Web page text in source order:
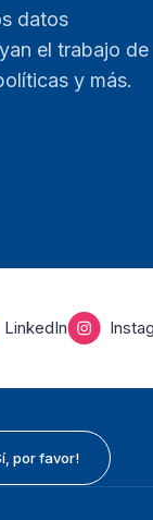
datos
el trabajo de
y más.
LinkedIn
por favor!